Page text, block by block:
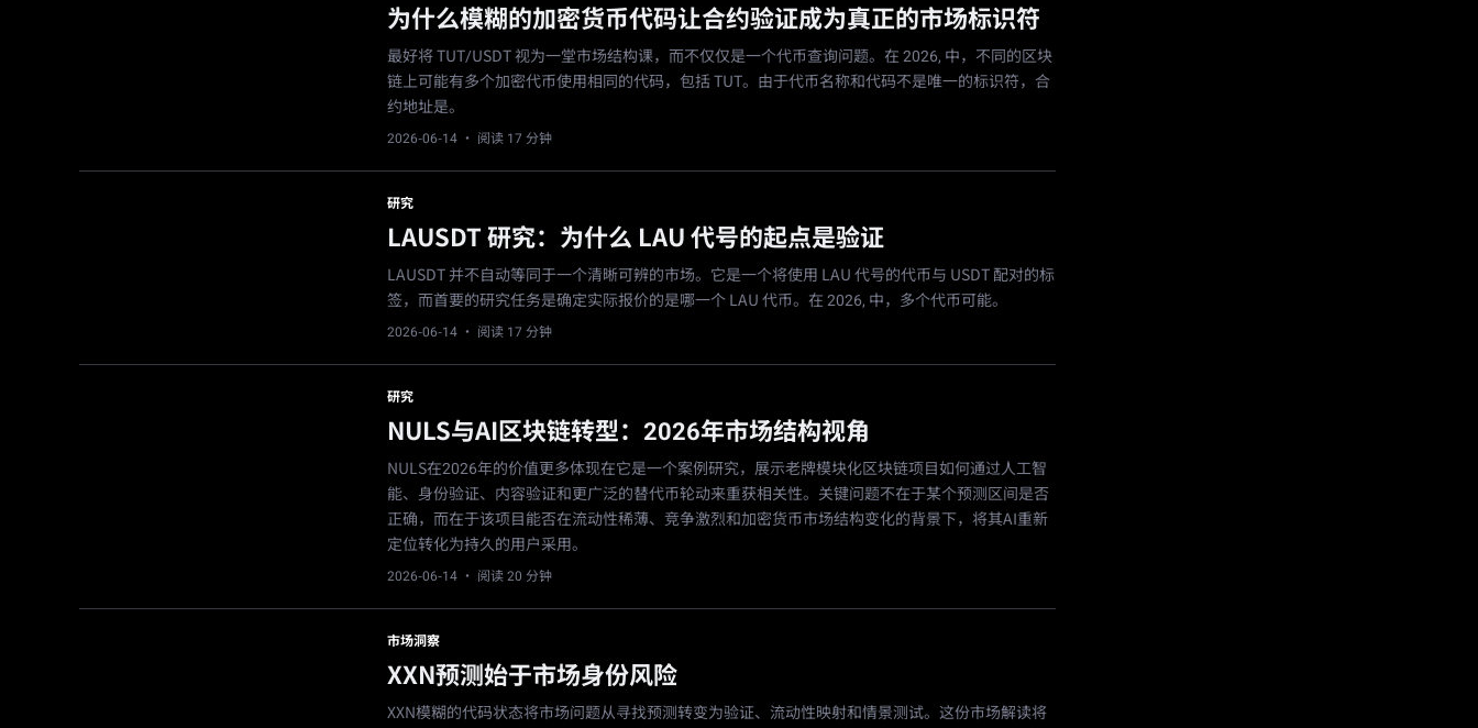
为什么模糊的加密货币代码让合约验证成为真正的市场标识符
最好将 TUT/USDT 视为一堂市场结构课，而不仅仅是一个代币查询问题。在 2026, 中，不同的区块
链上可能有多个加密代币使用相同的代码，包括 TUT。由于代币名称和代码不是唯一的标识符，合
约地址是。
2026-06-14 · 阅读 17 分钟
研究
LAUSDT 研究：为什么 LAU 代号的起点是验证
LAUSDT 并不自动等同于一个清晰可辨的市场。它是一个将使用 LAU 代号的代币与 USDT 配对的标
签，而首要的研究任务是确定实际报价的是哪一个 LAU 代币。在 2026, 中，多个代币可能。
2026-06-14 · 阅读 17 分钟
研究
NULS与AI区块链转型：2026年市场结构视角
NULS在2026年的价值更多体现在它是一个案例研究，展示老牌模块化区块链项目如何通过人工智
能、身份验证、内容验证和更广泛的替代币轮动来重获相关性。关键问题不在于某个预测区间是否
正确，而在于该项目能否在流动性稀薄、竞争激烈和加密货币市场结构变化的背景下，将其AI重新
定位转化为持久的用户采用。
2026-06-14 · 阅读 20 分钟
市场洞察
XXN预测始于市场身份风险
XXN模糊的代码状态将市场问题从寻找预测转变为验证、流动性映射和情景测试。这份市场解读将